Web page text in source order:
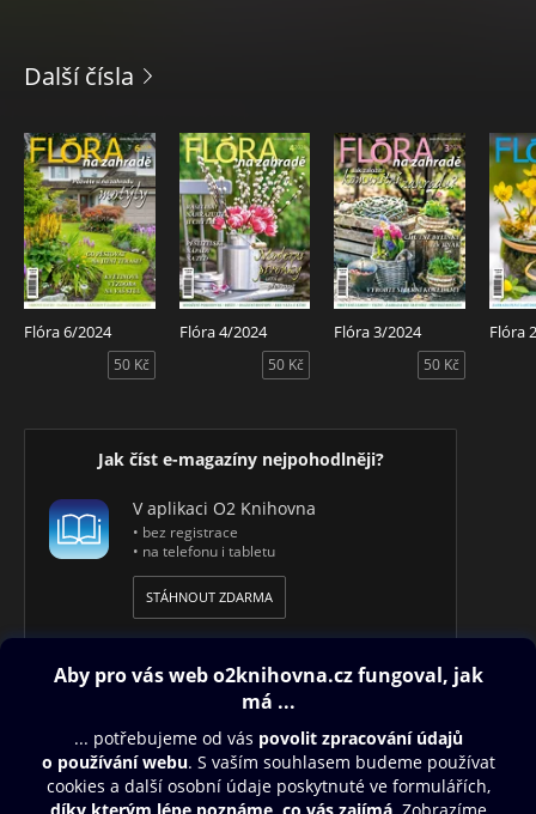
Další čísla
Flóra 6/2024
50 Kč
Flóra 4/2024
50 Kč
Flóra 3/2024
50 Kč
Flóra
Jak číst e-magazíny nejpohodlněji?
V aplikaci O2 Knihovna
• bez registrace
• na telefonu i tabletu
STÁHNOUT ZDARMA
Obsah ke stažení
Moje O2 Knihovna